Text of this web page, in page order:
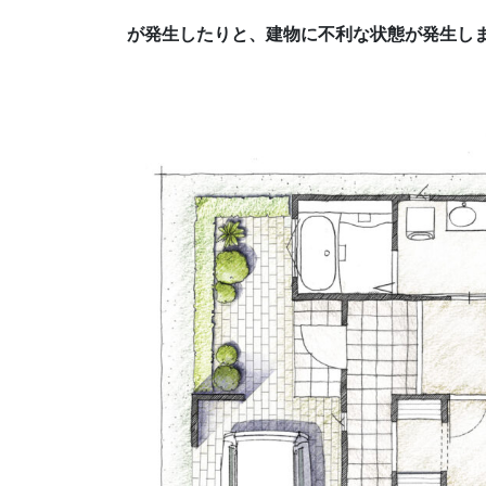
が発生したりと、 建物に不利な状態が発生し